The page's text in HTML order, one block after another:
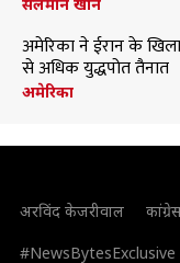
अमेरिका ने ईरान के
से अधिक युद्धपोत तैनात
अमेरिका
अरविंद केजरीवाल
#NewsBytesExclusive